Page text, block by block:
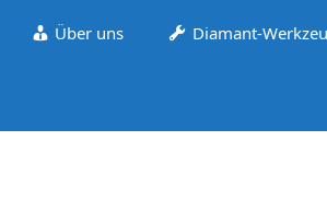
Über uns Diamant-